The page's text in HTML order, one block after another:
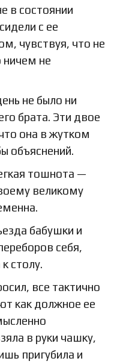
в состоянии
с ее
чувствуя, что не
ничем не
не было ни
брата. Эти двое
она в жутком
объяснений.
тошнота —
великому
бабушки и
себя,
столу.
все тактично
как должное ее
в руки чашку,
пригубила и